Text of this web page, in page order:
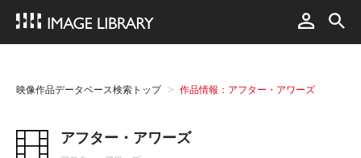
映像作品データベース検索トップ 作品情報：アフター・アワーズ
アフター・アワーズ